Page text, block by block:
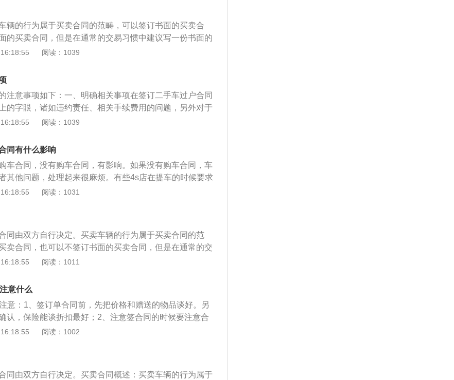
是否收取任何额外的费用。3、内容三：补考费交多少。
需要多长时间。5、内容五：学员在与驾校签订合同时一定
条款，尤其是驾校在合同上填写的补充条款。法律依据如
和国民法典》第四百六十四条 合同是民事主体之间设
律关系的协议。婚姻、收养、监护等有关身份关系的协
辆的行为属于买卖合同的范畴，可以签订书面的买卖合
的买卖合同，但是在通常的交易习惯中建议写一份书面的
避免纠纷，规避风险，并在买卖完成后办理车辆过户手
所以在签订合同时，需要将小汽车的品牌、名称、版本配
色、车架号（如有现车）、内饰等全部描述清楚。2、价
车的，合同价款就是车价。如果是4S代为交购置税、买保
要将价格包含的内容项目全部在合同中描述清楚，价款包
保险。如是4S店代为购买保险的，一定需在合同中明确
多的礼品赠送，但是没有写入合同，等提车的时候，对方
了，消费者因为没有证据，无法证明。5、交车时间。购
约定的非常清楚，而且对于延期付款的责任也约定得非常
头承诺，一定需要将何时交车明确在合同中。
阅读：1039
注意事项如下：一、明确相关事项在签订二手车过户合同
的字眼，诸如违约责任、相关手续费用的问题，另外对于
定好的相关事项，需要在合同上以文字形式体现出来。这
进行买卖，但暂不进行车辆过户，类似这样的约定就需要
清楚，避免日后不必要的纠纷。二、谨防文字游戏初次买
手车交易流程以及相关的知识不是很了解，所以很容易进
手车买卖协议描述含糊不清，那么到时候出了事的只能自
有关手续时，发现车辆有盗抢记录或扣车记录或写着“按购
单据为准”的说明，就是一个文字游戏，就极易在退款依据
人产生误解。三、相关手续的变更在二手车过户完成后，
续、保险等进行变更也是重要的一个环节。在车辆交易完
双方合法权益的必要程序，也是保证车辆税费、保险等手
车行驶证、购置附加费凭证及发票，购到合同的路票凭
年票凭证、原车发票及购买的车辆保修以及保障期限。
车辆登记书字体是否与行驶证一至，车架号和发动机号是
出厂日期和上牌日期是否与车商描述相符合，翻看登记栏
买二手车的付款时间和方式，是先付款后过户，还是先付
人民共和国保险法》第四十九条因保险标的转让导致危险
阅读：1039
同有什么影响
车合同，没有购车合同，有影响。如果没有购车合同，车
其他问题，处理起来很麻烦。有些4s店在提车的时候要求
免合同价格和票价不一致，导致这种情况的泄露，从而造
同的车出了问题，对车主非常不利。如果购车时丢失了购
合同存根复印，也可以持购车发票或付款收据去4S店找工
议。车主在签订合同协议时，需要明确品牌、车辆识别
、车身颜色等车辆信息。购车合同：购车合同是购车者与
买卖合同。本合同是保证经销商和购车者双方利益的重要
阅读：1031
同由双方自行决定。买卖车辆的行为属于买卖合同的范
卖合同，也可以不签订书面的买卖合同，但是在通常的交
面的买卖合同，这样有利于避免纠纷，规避风险，并在买
定汽车的品牌、汽车标识号码、发动机号码、汽车代码(车
的要素，尤其是汽车代码与汽车标识号码同时写明，防止汽
视被经销商忽略的细节。购车合同中要特别注意明确违约
式，合同的管辖地。如明确经销商延期交付车辆，应该赔
等。3、名称必须保持一致。确认销售方的盖章名称与购
明如果该车是缺陷汽车产品，汽车制造商(包括进口商)有
务。5、选择实力、信誉好的经销商。
阅读：1011
意什么
意：1、签订单合同前，先把价格和赠送的物品谈好。另
认，保险能谈折扣最好；2、注意签合同的时候要注意合
种是可以变动的，在车上市后本人对价格和配置不满意，
回访；3、不管是4S店给的合同还是另起草的，都要注明
同，是有区别的。定单是不能退定金的，订单是可以退订
阅读：1002
同由双方自行决定。买卖合同概述：买卖车辆的行为属于